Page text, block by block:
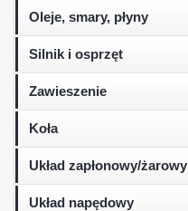
Oleje, smary, płyny
Silnik i osprzęt
Zawieszenie
Koła
Układ zapłonowy/żarowy
Układ napędowy